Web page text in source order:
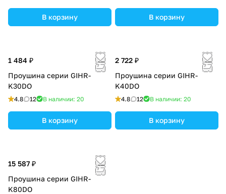
В корзину В корзину
1 484 ₽
Проушина серии GIHR-
K30DO
4.8 12 В наличии: 20
В корзину
2 722 ₽
Проушина серии GIHR-
K40DO
4.8 12 В наличии: 20
В корзину
15 587 ₽
Проушина серии GIHR-
K80DO